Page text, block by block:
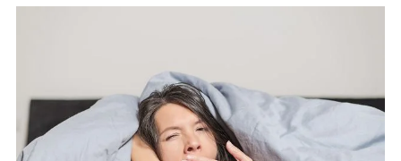
Przeciwdziałać?